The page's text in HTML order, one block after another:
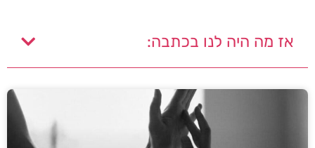
אז מה היה לנו בכתבה: